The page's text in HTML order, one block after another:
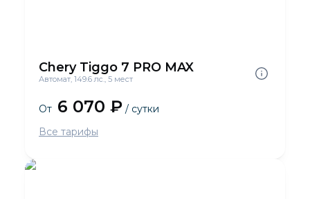
Chery Tiggo 7 PRO MAX
Автомат, 149.6 лс., 5 мест
От 6 070 ₽ / сутки
Все тарифы